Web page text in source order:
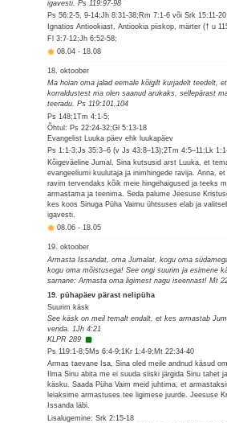
igavesti. Ps 119:97-98
Ps 56:2-5, 9-14;Jh 8:31-38;Rm 7:1-6 või Srk 15:11-20
Ignatios Antiookiast, Antiookia piiskop, märter († u
Fl 3:7-12;Jh 6:52-58;
08.04- 18.08
18. oktoober
Ma hoian oma jalad eemale kõigilt kurjadelt teedelt,
korraldustest ma olen saanud arukaks, sellepärast
teeradu. Ps 119:101,104
Ps 148;1Tm 4:1-5;
Õhtul: Ps 22:24-32;Gl 5:13-18
Evangelist Luuka päev ehk luukapäev
Ps 1:1-3;Js 35:3–6 (v Js 43:8–13);2Tm 4:5–11;Lk
Kõigeväeline Jumal, Sina kutsusid arst Luuka, et
evangeeliumi kuulutaja ja inimhingede ravija. Anna,
ravim tervendaks kõik meie hingehaigused ja teeks
armastama ja teenima. Seda palume Jeesuse
kes koos Sinuga Püha Vaimu ühtsuses elab ja
igavesti.
08.06-18.05
19. oktoober
Armasta Issandat, oma Jumalat, kogu oma
kogu oma mõistusega! See ongi suurim ja esimene
sarnane: Armasta oma ligimest nagu iseennast! Mt
19. pühapäev pärast nelipüha
Suurim käsk
See käsk on meil temalt endalt, et kes armastab
venda. 1Jh 4:21
KLPR 289
Ps 119:1-8;5Ms 6:4-9;1Kr 1:4-9;Mt 22:34-40
Armas taevane Isa, Sina oled meile andnud käsud
Ilma Sinu abita me ei suuda siiski järgida Sinu tahet
käsku. Saada Püha Vaim meid juhtima, et
leiaksime armastuses tee ligimese juurde. Jeesuse
Issanda läbi.
Lisalugemine: Srk 2:15-18